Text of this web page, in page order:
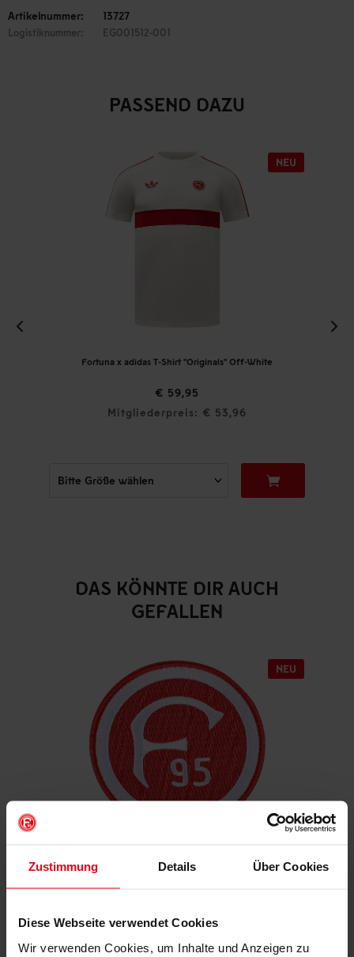
Zustimmung Details Über Cookies
Diese Webseite verwendet Cookies
Wir verwenden Cookies, um Inhalte und Anzeigen zu
Artikelnummer: 13727
Logistiknummer: EG001512-001
PASSEND DAZU
Fortuna x adidas T-Shirt "Originals" Off-White
€ 59,95
Mitgliederpreis: € 53,96
DAS KÖNNTE DIR AUCH
GEFALLEN
Aufnäher "Retro"
Mitgliederpreis: € 4,46